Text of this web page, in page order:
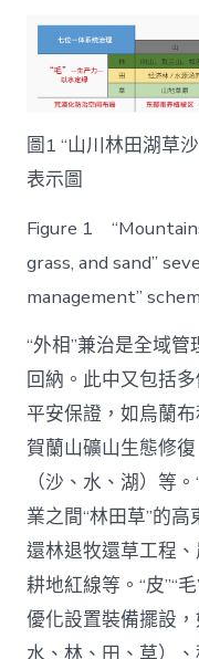
圖1 “山川林田湖草
表示圖
Figure 1
grass, and sand”
management”
“外相”兼治是全域
回納。此中又包括
平安保證，如烏蘭
賀蘭山礦山生態修
（沙、水、湖）等
業之間“林田草”的
還林退牧還草工程
耕地紅線等。“皮”“
優化設置裝備擺設
水、林、田、草）